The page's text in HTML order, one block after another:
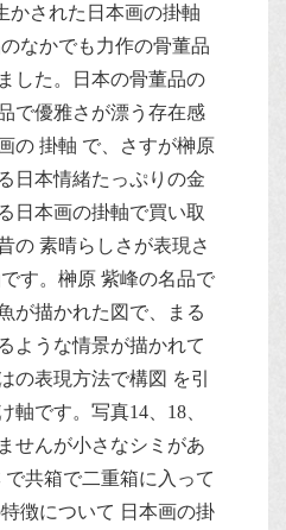
かされた日本画の掛軸
なかでも力作の骨董品
した。日本の骨董品の
で優雅さが漂う存在感
の 掛軸 で、さすが榊原
日本情緒たっぷりの金
日本画の掛軸で買い取
の 素晴らしさが表現さ
す。榊原 紫峰の名品で
が描かれた図で、まる
ような情景が描かれて
の表現方法で構図 を引
軸です。写真14、18、
せんが小さなシミがあ
で共箱で二重箱に入って
徴について 日本画の掛